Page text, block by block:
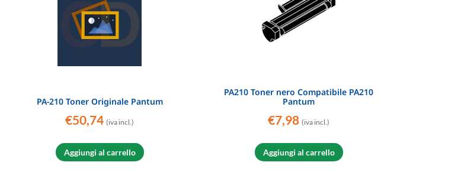
PA-210 Toner Originale Pantum
€50,74 (iva incl.)
Aggiungi al carrello
PA210 Toner nero Compatibile PA210
Pantum
€7,98 (iva incl.)
Aggiungi al carrello